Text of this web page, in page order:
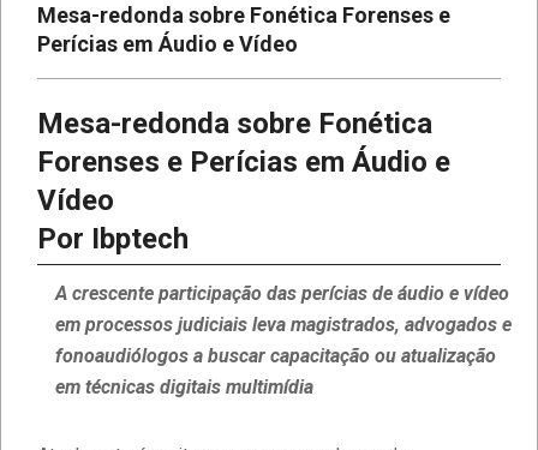
MenuMesa-redonda sobre Fonética Forenses e
Perícias em Áudio e Vídeo
Mesa-redonda sobre Fonética
Forenses e Perícias em Áudio e
Vídeo
Por Ibptech
A crescente participação das perícias de áudio e vídeo
em processos judiciais leva magistrados, advogados e
fonoaudiólogos a buscar capacitação ou atualização
em técnicas digitais multimídia